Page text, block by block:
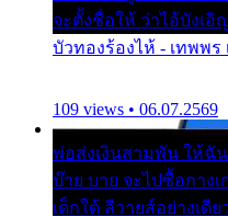
จะตั้งชื่อให้ ว่าไอ้บังเอิ
บัวทองร้องไห้ - เทพพ
109 views • 06.07.2569
พ่อส่งเงินสามพัน ให้ฉั
บ๊าย บาย จะไปซื้อกางเ
เด็กใต้ ลีวายส์อย่างเดี